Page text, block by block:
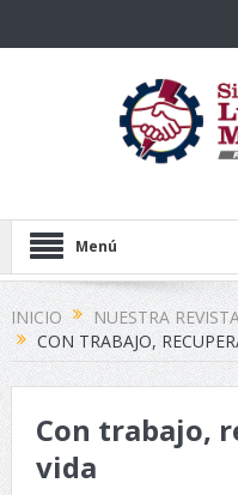
Menú
INICIO NUESTRA
CON TRABAJO,
Con trabajo,
vida